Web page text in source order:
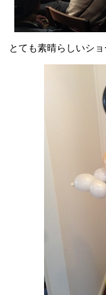
とても素晴らしいシ